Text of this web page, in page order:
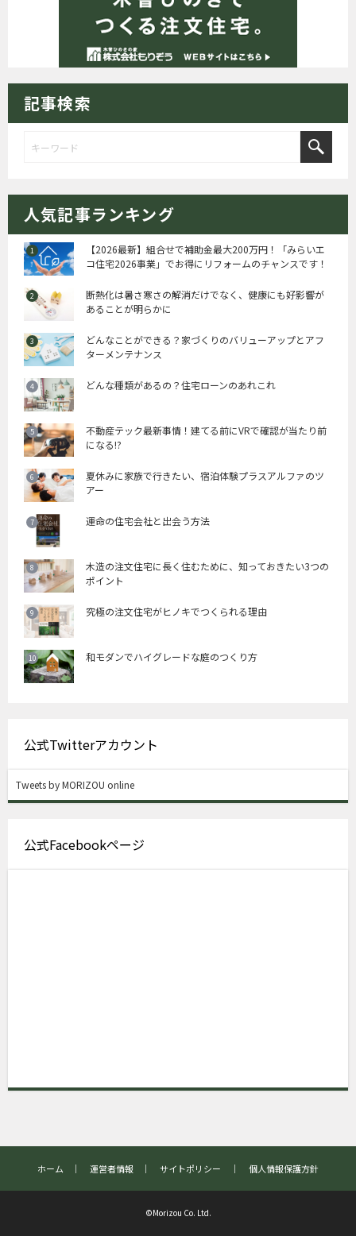
記事検索
人気記事ランキング
【2026最新】組合せで補助金最大200万円！「みらいエ
コ住宅2026事業」でお得にリフォームのチャンスです！
断熱化は暑さ寒さの解消だけでなく、健康にも好影響が
あることが明らかに
どんなことができる？家づくりのバリューアップとアフ
ターメンテナンス
どんな種類があるの？住宅ローンのあれこれ
不動産テック最新事情！建てる前にVRで確認が当たり前
になる!?
夏休みに家族で行きたい、宿泊体験プラスアルファのツ
アー
運命の住宅会社と出会う方法
木造の注文住宅に長く住むために、知っておきたい3つの
ポイント
究極の注文住宅がヒノキでつくられる理由
和モダンでハイグレードな庭のつくり方
公式Twitterアカウント
Tweets by MORIZOU online
公式Facebookページ
ホーム ｜ 運営者情報 ｜ サイトポリシー ｜ 個人情報保護方針
©Morizou Co. Ltd.